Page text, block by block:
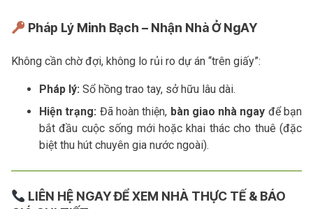
Pháp Lý Minh Bạch – Nhận Nhà Ở NgAY
Không cần chờ đợi, không lo rủi ro dự án “trên giấy”:
Pháp lý: Sổ hồng trao tay, sở hữu lâu dài.
Hiện trạng: Đã hoàn thiện, bàn giao nhà ngay để bạn
bắt đầu cuộc sống mới hoặc khai thác cho thuê (đặc
biệt thu hút chuyên gia nước ngoài).
LIÊN HỆ NGAY ĐỂ XEM NHÀ THỰC TẾ & BÁO